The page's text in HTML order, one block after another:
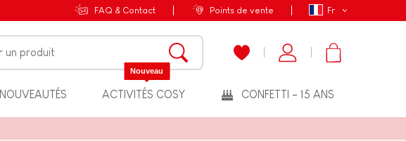
Fr
FAQ & Contact Points de vente
NOUVEAUTÉS ACTIVITÉS COSY
Nouveau
CONFETTI - 15 ANS